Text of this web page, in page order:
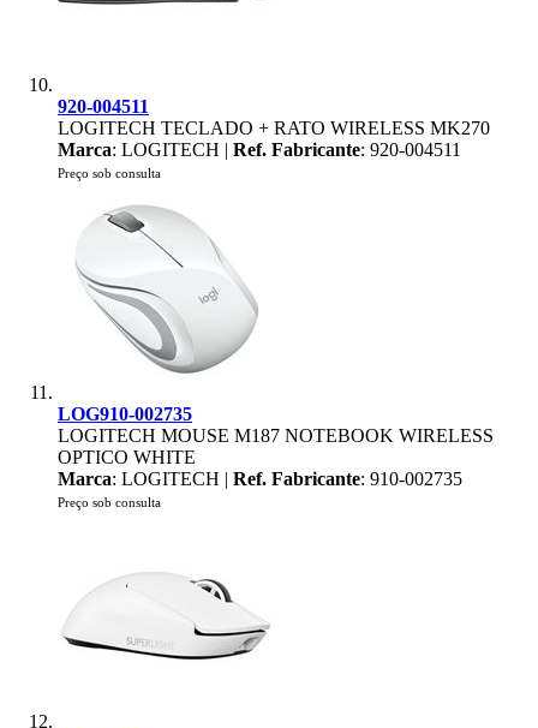
920-004511
LOGITECH TECLADO + RATO WIRELESS MK270
Marca: LOGITECH | Ref. Fabricante: 920-004511
Preço sob consulta
LOG910-002735
LOGITECH MOUSE M187 NOTEBOOK WIRELESS
OPTICO WHITE
Marca: LOGITECH | Ref. Fabricante: 910-002735
Preço sob consulta